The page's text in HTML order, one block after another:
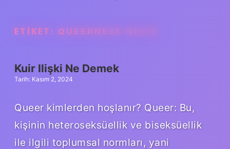
ETIKET: QUEERNESS NEDIR
Kuir Ilişki Ne Demek
Tarih: Kasım 2, 2024
Queer kimlerden hoşlanır? Queer: Bu,
kişinin heteroseksüellik ve biseksüellik
ile ilgili toplumsal normları, yani